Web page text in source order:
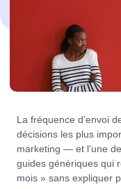
La fréquence d’envoi
décisions les plus
marketing — et l’une
guides génériques qui
mois » sans expliquer